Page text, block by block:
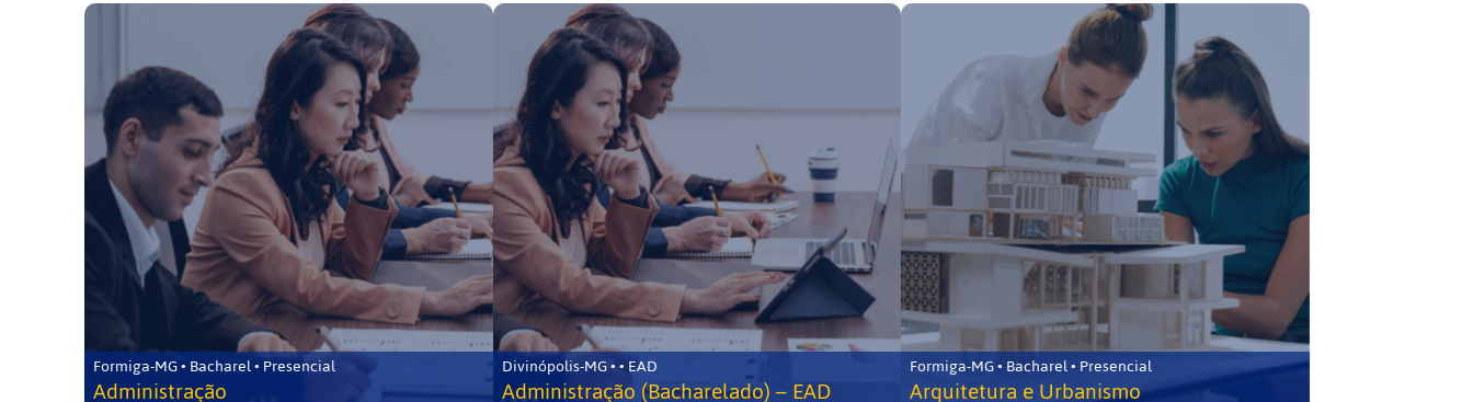
Formiga-MG • Bacharel • Presencial
Administração
Divinópolis-MG • • EAD
Administração (Bacharelado) – EAD
Formiga-MG • Bacharel • Presencial
Arquitetura e Urbanismo